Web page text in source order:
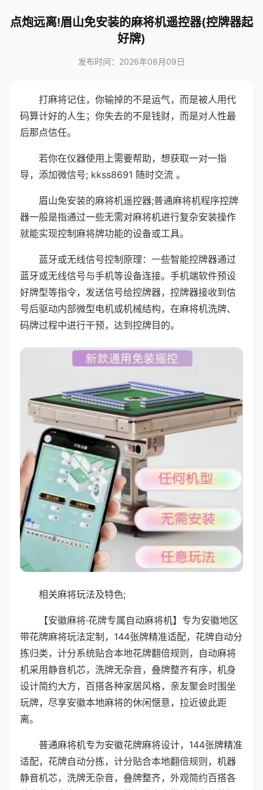
点炮远离!眉山免安装的麻将机遥控器(控牌器起
好牌)
发布时间：2026年08月09日
打麻将记住，你输掉的不是运气，而是被人用代
码算计好的人生；你失去的不是钱财，而是对人性最
后那点信任。
若你在仪器使用上需要帮助，想获取一对一指
导，添加微信号; kkss8691 随时交流 。
眉山免安装的麻将机遥控器;普通麻将机程序控牌
器一般是指通过一些无需对麻将机进行复杂安装操作
就能实现控制麻将牌功能的设备或工具。
蓝牙或无线信号控制原理：一些智能控牌器通过
蓝牙或无线信号与手机等设备连接。手机端软件预设
好牌型等指令，发送信号给控牌器，控牌器接收到信
号后驱动内部微型电机或机械结构，在麻将机洗牌、
码牌过程中进行干预，达到控牌目的。
相关麻将玩法及特色;
【安徽麻将·花牌专属自动麻将机】专为安徽地区
带花牌麻将玩法定制，144张牌精准适配，花牌自动分
拣归类，计分系统贴合本地花牌翻倍规则，自动麻将
机采用静音机芯，洗牌无杂音，叠牌整齐有序，机身
设计简约大方，百搭各种家居风格，亲友聚会时围坐
玩牌，尽享安徽本地麻将的休闲惬意，拉近彼此距
离。
普通麻将机专为安徽花牌麻将设计，144张牌精准
适配，花牌自动分拣，计分贴合本地翻倍规则，机器
静音机芯，洗牌无杂音，叠牌整齐，外观简约百搭各